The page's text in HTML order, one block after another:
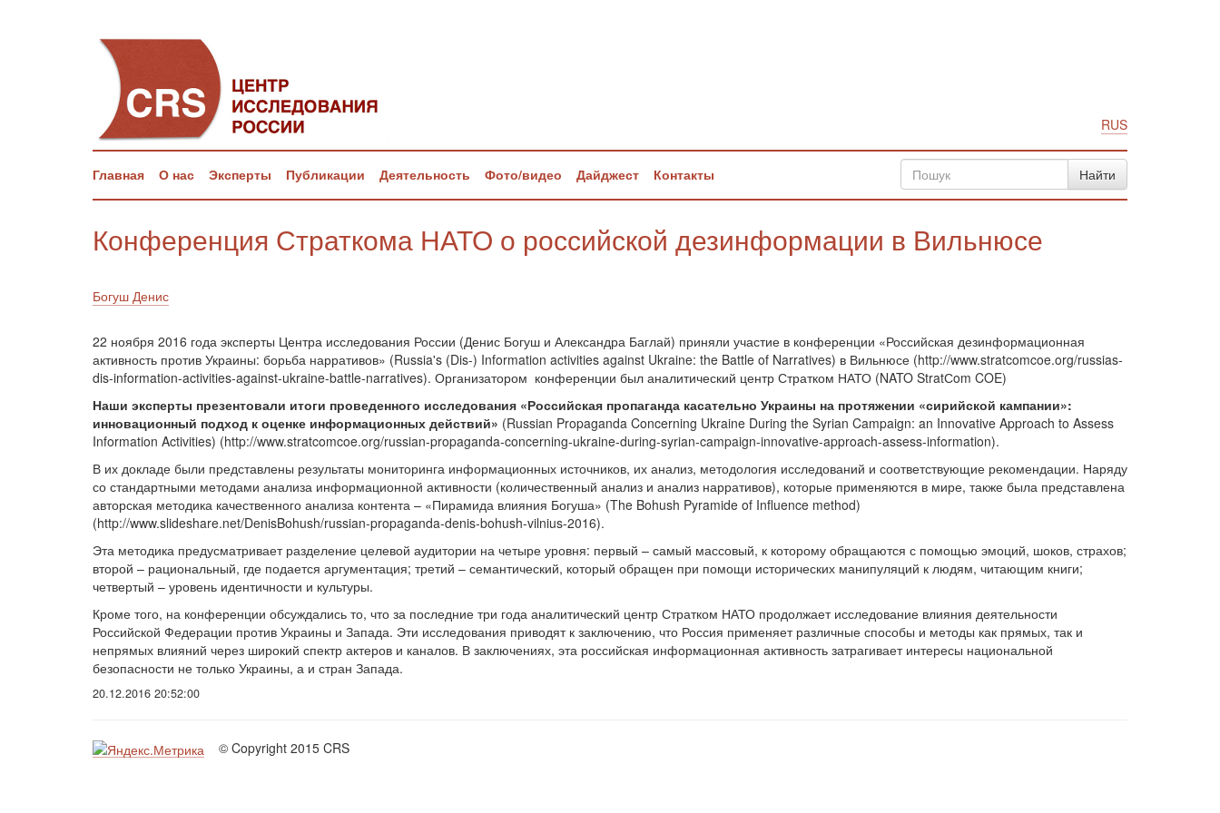
RUS
Главная О нас Эксперты Публикации Деятельность Фото/видео Дайджест Контакты
Конференция Страткома НАТО о российской дезинформации в Вильнюсе
Богуш Денис
22 ноября 2016 года эксперты Центра исследования России (Денис Богуш и Александра Баглай) приняли участие в конференции «Российская дезинформационная
активность против Украины: борьба нарративов» (Russia's (Dis-) Information activities against Ukraine: the Battle of Narratives) в Вильнюсе (http://www.stratcomcoe.org/russias-
dis-information-activities-against-ukraine-battle-narratives). Организатором конференции был аналитический центр Стратком НАТО (NATO StratСom COE)
Наши эксперты презентовали итоги проведенного исследования «Российская пропаганда касательно Украины на протяжении «сирийской кампании»:
инновационный подход к оценке информационных действий» (Russian Propaganda Concerning Ukraine During the Syrian Campaign: an Innovative Approach to Assess
Information Activities) (http://www.stratcomcoe.org/russian-propaganda-concerning-ukraine-during-syrian-campaign-innovative-approach-assess-information).
В их докладе были представлены результаты мониторинга информационных источников, их анализ, методология исследований и соответствующие рекомендации. Наряду
со стандартными методами анализа информационной активности (количественный анализ и анализ нарративов), которые применяются в мире, также была представлена
авторская методика качественного анализа контента – «Пирамида влияния Богуша» (The Bohush Pyramide of Influence method)
(http://www.slideshare.net/DenisBohush/russian-propaganda-denis-bohush-vilnius-2016).
Эта методика предусматривает разделение целевой аудитории на четыре уровня: первый – самый массовый, к которому обращаются с помощью эмоций, шоков, страхов;
второй – рациональный, где подается аргументация; третий – семантический, который обращен при помощи исторических манипуляций к людям, читающим книги;
четвертый – уровень идентичности и культуры.
Кроме того, на конференции обсуждались то, что за последние три года аналитический центр Стратком НАТО продолжает исследование влияния деятельности
Российской Федерации против Украины и Запада. Эти исследования приводят к заключению, что Россия применяет различные способы и методы как прямых, так и
непрямых влияний через широкий спектр актеров и каналов. В заключениях, эта российская информационная активность затрагивает интересы национальной
безопасности не только Украины, а и стран Запада.
20.12.2016 20:52:00
© Copyright 2015 CRS